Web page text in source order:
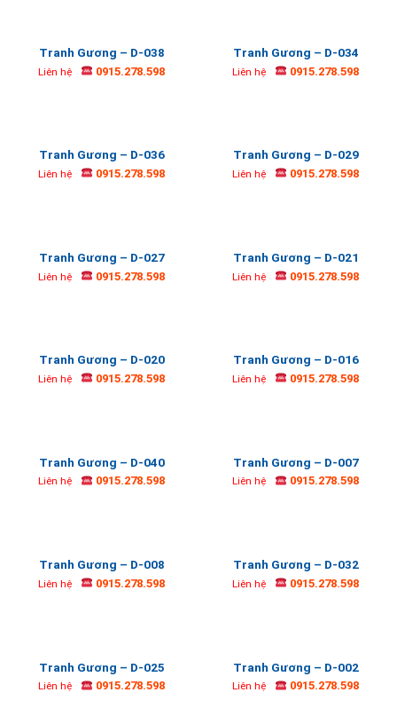
Tranh Gương – D-038
Liên hệ 0915.278.598
Tranh Gương – D-034
Liên hệ 0915.278.598
Tranh Gương – D-036
Liên hệ 0915.278.598
Tranh Gương – D-029
Liên hệ 0915.278.598
Tranh Gương – D-027
Liên hệ 0915.278.598
Tranh Gương – D-021
Liên hệ 0915.278.598
Tranh Gương – D-020
Liên hệ 0915.278.598
Tranh Gương – D-016
Liên hệ 0915.278.598
Tranh Gương – D-040
Liên hệ 0915.278.598
Tranh Gương – D-007
Liên hệ 0915.278.598
Tranh Gương – D-008
Liên hệ 0915.278.598
Tranh Gương – D-032
Liên hệ 0915.278.598
Tranh Gương – D-025
Liên hệ 0915.278.598
Tranh Gương – D-002
Liên hệ 0915.278.598